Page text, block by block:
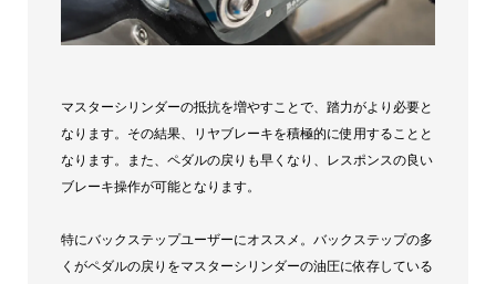
マスターシリンダーの抵抗を増やすことで、踏力がより必要と
なります。その結果、リヤブレーキを積極的に使用することと
なります。また、ペダルの戻りも早くなり、レスポンスの良い
ブレーキ操作が可能となります。
特にバックステップユーザーにオススメ。バックステップの多
くがペダルの戻りをマスターシリンダーの油圧に依存している